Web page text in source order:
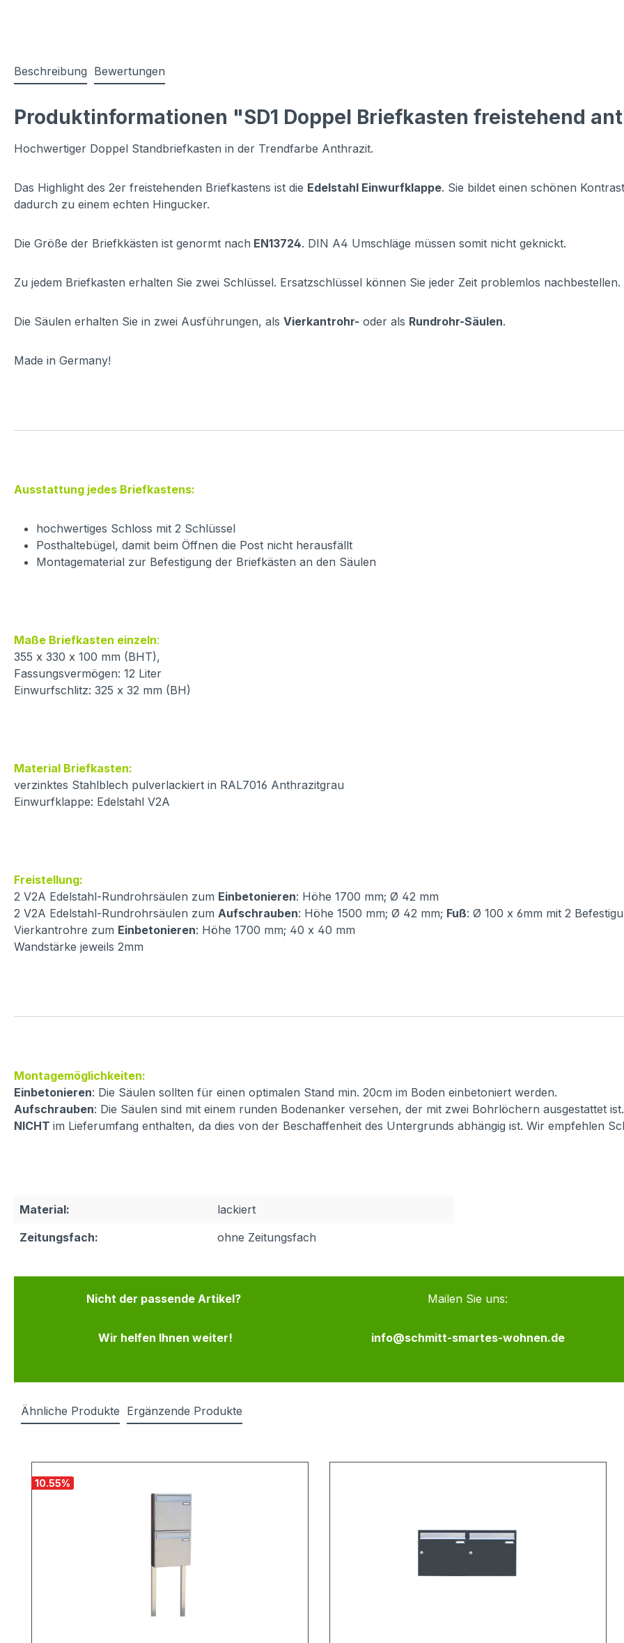
Beschreibung Bewertungen
Produktinformationen "SD1 Doppel Briefkasten freistehend
Hochwertiger Doppel Standbriefkasten in der Trendfarbe Anthrazit.
Das Highlight des 2er freistehenden Briefkastens ist die Edelstahl Einwurfklappe. Sie bildet einen schönen
dadurch zu einem echten Hingucker.
Die Größe der Briefkkästen ist genormt nach EN13724. DIN A4 Umschläge müssen somit nicht geknickt.
Zu jedem Briefkasten erhalten Sie zwei Schlüssel. Ersatzschlüssel können Sie jeder Zeit problemlos nachbestellen.
Die Säulen erhalten Sie in zwei Ausführungen, als Vierkantrohr- oder als Rundrohr-Säulen.
Made in Germany!
Ausstattung jedes Briefkastens:
hochwertiges Schloss mit 2 Schlüssel
Posthaltebügel, damit beim Öffnen die Post nicht herausfällt
Montagematerial zur Befestigung der Briefkästen an den Säulen
Maße Briefkasten einzeln:
355 x 330 x 100 mm (BHT),
Fassungsvermögen: 12 Liter
Einwurfschlitz: 325 x 32 mm (BH)
Material Briefkasten:
verzinktes Stahlblech pulverlackiert in RAL7016 Anthrazitgrau
Einwurfklappe: Edelstahl V2A
Freistellung:
2 V2A Edelstahl-Rundrohrsäulen zum Einbetonieren: Höhe 1700 mm; Ø 42 mm
2 V2A Edelstahl-Rundrohrsäulen zum Aufschrauben: Höhe 1500 mm; Ø 42 mm; Fuß: Ø 100 x 6mm mit 2
Vierkantrohre zum Einbetonieren: Höhe 1700 mm; 40 x 40 mm
Wandstärke jeweils 2mm
Montagemöglichkeiten:
Einbetonieren: Die Säulen sollten für einen optimalen Stand min. 20cm im Boden einbetoniert werden.
Aufschrauben: Die Säulen sind mit einem runden Bodenanker versehen, der mit zwei Bohrlöchern ausgestattet
NICHT im Lieferumfang enthalten, da dies von der Beschaffenheit des Untergrunds abhängig ist. Wir empfehlen
Material:
lackiert
Zeitungsfach:
ohne Zeitungsfach
Nicht der passende Artikel?
Wir helfen Ihnen weiter!
Mailen Sie uns:
info@schmitt-smartes-wohnen.de
Ähnliche Produkte Ergänzende Produkte
10.55%